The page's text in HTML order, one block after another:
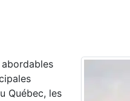
qualité grâce à la
Québec, les